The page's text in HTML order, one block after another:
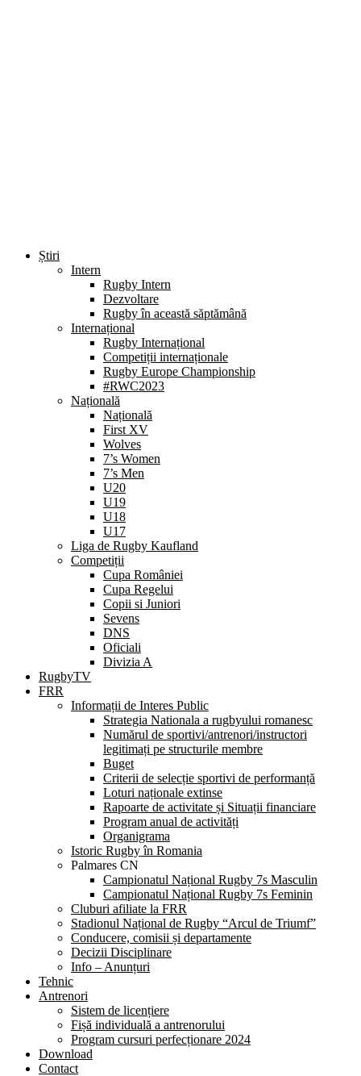
Știri
Intern
Rugby Intern
Dezvoltare
Rugby în această săptămână
Internațional
Rugby Internațional
Competiții internaționale
Rugby Europe Championship
#RWC2023
Națională
Națională
First XV
Wolves
7’s Women
7’s Men
U20
U19
U18
U17
Liga de Rugby Kaufland
Competiții
Cupa României
Cupa Regelui
Copii si Juniori
Sevens
DNS
Oficiali
Divizia A
RugbyTV
FRR
Informații de Interes Public
Strategia Nationala a rugbyului romanesc
Numărul de sportivi/antrenori/instructori
legitimați pe structurile membre
Buget
Criterii de selecție sportivi de performanță
Loturi naționale extinse
Rapoarte de activitate și Situații financiare
Program anual de activități
Organigrama
Istoric Rugby în Romania
Palmares CN
Campionatul Național Rugby 7s Masculin
Campionatul Național Rugby 7s Feminin
Cluburi afiliate la FRR
Stadionul Național de Rugby “Arcul de Triumf”
Conducere, comisii și departamente
Decizii Disciplinare
Info – Anunțuri
Tehnic
Antrenori
Sistem de licențiere
Fișă individuală a antrenorului
Program cursuri perfecționare 2024
Download
Contact